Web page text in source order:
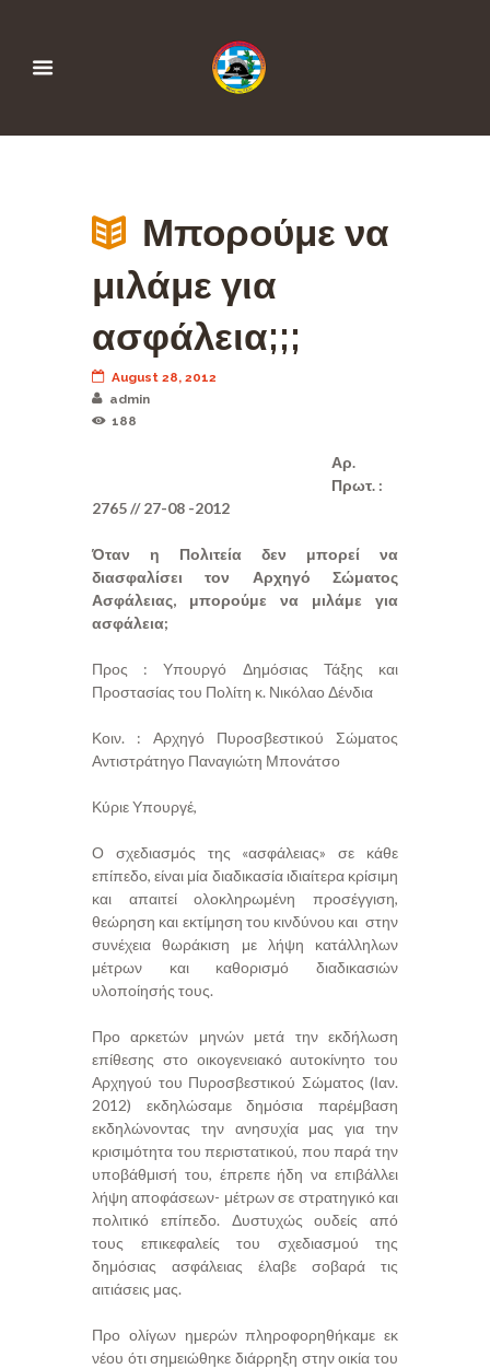
Μπορούμε να
μιλάμε για
ασφάλεια;;;
August 28, 2012
admin
188
Αρ.
Πρωτ. :
2765 // 27-08 -2012
Όταν η Πολιτεία δεν μπορεί να
διασφαλίσει τον Αρχηγό Σώματος
Ασφάλειας, μπορούμε να μιλάμε για
ασφάλεια;
Προς : Υπουργό Δημόσιας Τάξης και
Προστασίας του Πολίτη κ. Νικόλαο Δένδια
Κοιν. : Αρχηγό Πυροσβεστικού Σώματος
Αντιστράτηγο Παναγιώτη Μπονάτσο
Κύριε Υπουργέ,
Ο σχεδιασμός της «ασφάλειας» σε κάθε
επίπεδο, είναι μία διαδικασία ιδιαίτερα κρίσιμη
και απαιτεί ολοκληρωμένη προσέγγιση,
θεώρηση και εκτίμηση του κινδύνου και στην
συνέχεια θωράκιση με λήψη κατάλληλων
μέτρων και καθορισμό διαδικασιών
υλοποίησής τους.
Προ αρκετών μηνών μετά την εκδήλωση
επίθεσης στο οικογενειακό αυτοκίνητο του
Αρχηγού του Πυροσβεστικού Σώματος (Ιαν.
2012) εκδηλώσαμε δημόσια παρέμβαση
εκδηλώνοντας την ανησυχία μας για την
κρισιμότητα του περιστατικού, που παρά την
υποβάθμισή του, έπρεπε ήδη να επιβάλλει
λήψη αποφάσεων- μέτρων σε στρατηγικό και
πολιτικό επίπεδο. Δυστυχώς ουδείς από
τους επικεφαλείς του σχεδιασμού της
δημόσιας ασφάλειας έλαβε σοβαρά τις
αιτιάσεις μας.
Προ ολίγων ημερών πληροφορηθήκαμε εκ
νέου ότι σημειώθηκε διάρρηξη στην οικία του